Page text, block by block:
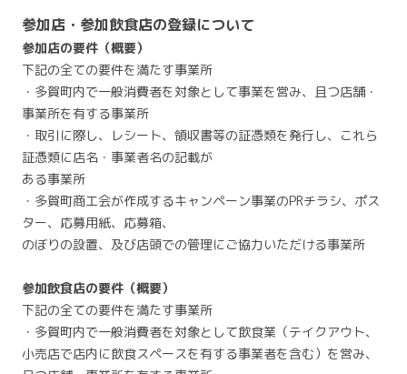
参加店・参加飲食店の登録について
参加店の要件（概要）
下記の全ての要件を満たす事業所
・多賀町内で一般消費者を対象として事業を営み、且つ店舗・
事業所を有する事業所
・取引に際し、レシート、領収書等の証憑類を発行し、これら
証憑類に店名・事業者名の記載が
ある事業所
・多賀町商工会が作成するキャンペーン事業のPRチラシ、ポス
ター、応募用紙、応募箱、
のぼりの設置、及び店頭での管理にご協力いただける事業所
参加飲食店の要件（概要）
下記の全ての要件を満たす事業所
・多賀町内で一般消費者を対象として飲食業（テイクアウト、
小売店で店内に飲食スペースを有する事業者を含む）を営み、